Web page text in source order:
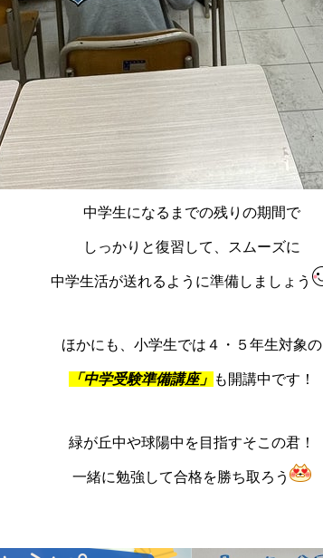
中学生になるまでの残りの期間で
しっかりと復習して、スムーズに
中学生活が送れるように準備しましょう
ほかにも、小学生では４・５年生対象の
「中学受験準備講座」 も開講中です！
緑が丘中や球陽中を目指すそこの君！
一緒に勉強して合格を勝ち取ろう